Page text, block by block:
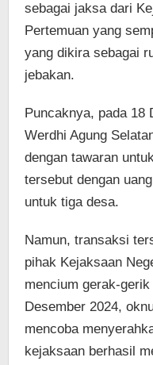
sebagai jaksa dari
Pertemuan yang
yang dikira sebagai
jebakan.
Puncaknya, pada 18
Werdhi Agung
dengan tawaran
tersebut dengan
untuk tiga desa.
Namun, transaksi
pihak Kejaksaan
mencium gerak-
Desember 2024,
mencoba
kejaksaan berhasil